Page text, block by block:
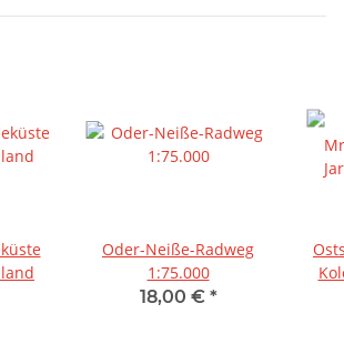
Oder-Neiße-Radweg
1:75.000
18,00 € *